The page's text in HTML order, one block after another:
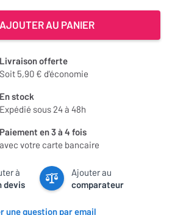
AJOUTER AU PANIER
Livraison offerte
Soit 5,90 € d'économie
En stock
Expédié sous 24 à 48h
Paiement en 3 à 4 fois
avec votre carte bancaire
à
devis
Ajouter au
comparateur
une question par email